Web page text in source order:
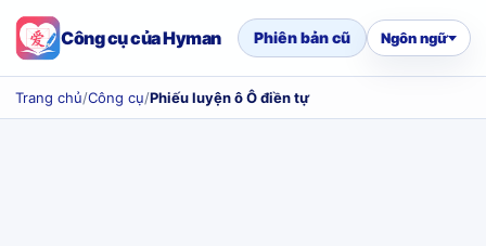
Công cụ của Hyman Phiên bản cũ Ngôn ngữ
Trang chủ/Công cụ/Phiếu luyện ô Ô điền tự